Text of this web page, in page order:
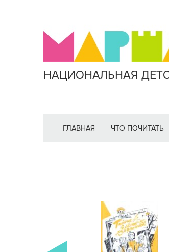
НАЦИОНАЛЬНАЯ
ГЛАВНАЯ ЧТО ПОЧИТАТЬ